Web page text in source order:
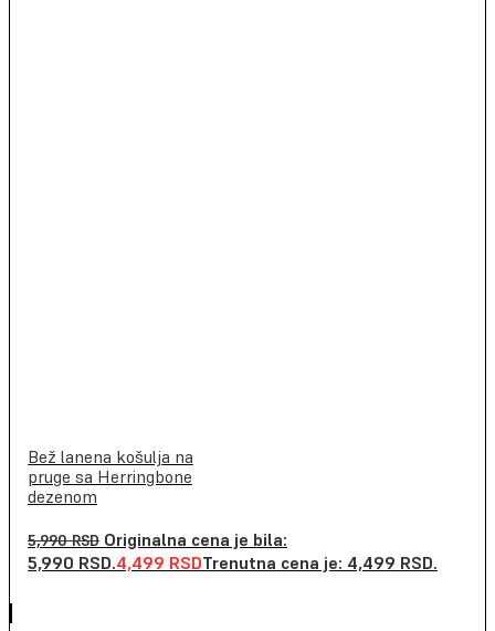
Bež lanena košulja na
pruge sa Herringbone
dezenom
5,990RSD Originalna cena je bila:
5,990 RSD.4,499 RSDTrenutna cena je: 4,499 RSD.